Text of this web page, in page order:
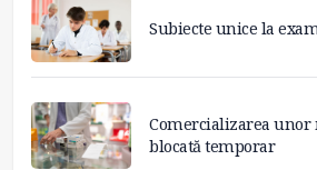
Subiecte unice la
Comercializarea unor
blocată temporar